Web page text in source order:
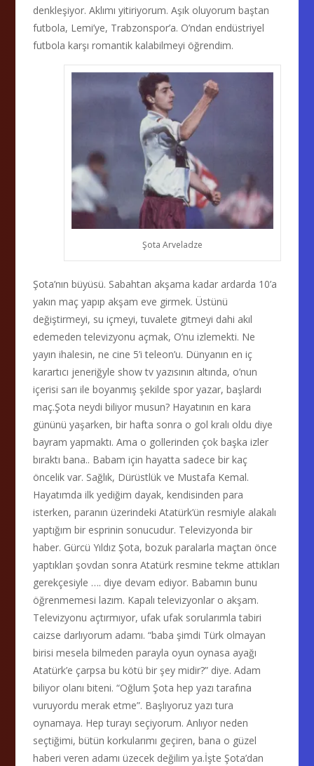
denkleşiyor. Aklımı yitiriyorum. Aşık oluyorum baştan
futbola, Lemi’ye, Trabzonspor’a. O’ndan endüstriyel
futbola karşı romantik kalabilmeyi öğrendim.
Şota Arveladze
Şota’nın büyüsü. Sabahtan akşama kadar ardarda 10’a
yakın maç yapıp akşam eve girmek. Üstünü
değiştirmeyi, su içmeyi, tuvalete gitmeyi dahi akıl
edemeden televizyonu açmak, O’nu izlemekti. Ne
yayın ihalesin, ne cine 5’i teleon’u. Dünyanın en iç
karartıcı jeneriğyle show tv yazısının altında, o’nun
içerisi sarı ile boyanmış şekilde spor yazar, başlardı
maç.Şota neydi biliyor musun? Hayatının en kara
gününü yaşarken, bir hafta sonra o gol kralı oldu diye
bayram yapmaktı. Ama o gollerinden çok başka izler
bıraktı bana.. Babam için hayatta sadece bir kaç
öncelik var. Sağlık, Dürüstlük ve Mustafa Kemal.
Hayatımda ilk yediğim dayak, kendisinden para
isterken, paranın üzerindeki Atatürk’ün resmiyle alakalı
yaptığım bir esprinin sonucudur. Televizyonda bir
haber. Gürcü Yıldız Şota, bozuk paralarla maçtan önce
yaptıkları şovdan sonra Atatürk resmine tekme attıkları
gerekçesiyle …. diye devam ediyor. Babamın bunu
öğrenmemesi lazım. Kapalı televizyonlar o akşam.
Televizyonu açtırmıyor, ufak ufak sorularımla tabiri
caizse darlıyorum adamı. “baba şimdi Türk olmayan
birisi mesela bilmeden parayla oyun oynasa ayağı
Atatürk’e çarpsa bu kötü bir şey midir?” diye. Adam
biliyor olanı biteni. “Oğlum Şota hep yazı tarafına
vuruyordu merak etme”. Başlıyoruz yazı tura
oynamaya. Hep turayı seçiyorum. Anlıyor neden
seçtiğimi, bütün korkularımı geçiren, bana o güzel
haberi veren adamı üzecek değilim ya.İşte Şota’dan